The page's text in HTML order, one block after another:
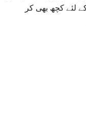
لئے کچھ بھی کر